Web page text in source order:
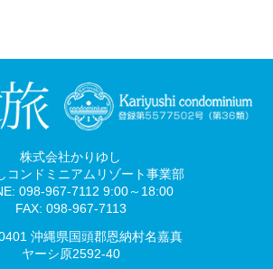
株式会社かりゆし
コンドミニアムリゾート事業部
098-967-7112 9:00～18:00
FAX: 098-967-7113
沖縄県国頭郡恩納村名嘉真
ヤーシ原2592-40